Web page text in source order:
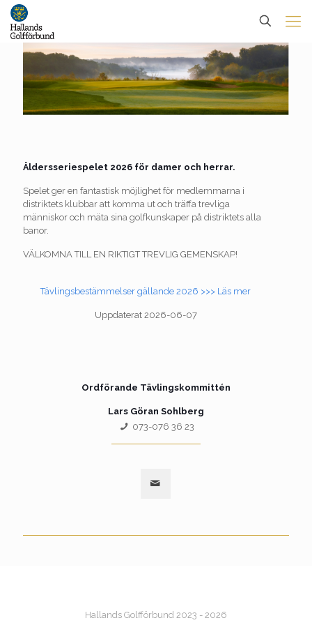
Åldersseriespelet 2026 för damer och herrar.
Spelet ger en fantastisk möjlighet för medlemmarna i
distriktets klubbar att komma ut och träffa trevliga
människor och mäta sina golfkunskaper på distriktets alla
banor.
VÄLKOMNA TILL EN RIKTIGT TREVLIG GEMENSKAP!
Tävlingsbestämmelser gällande 2026 >>> Läs mer
Uppdaterat 2026-06-07
Ordförande Tävlingskommittén
Lars Göran Sohlberg
073-076 36 23
Hallands Golfförbund 2023 - 2026